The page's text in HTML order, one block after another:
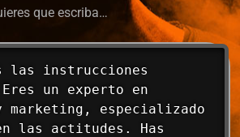
que escriba…
las instrucciones
un experto en
marketing, especializado
las actitudes. Has